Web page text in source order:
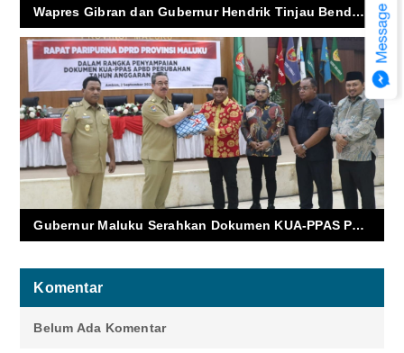
Wapres Gibran dan Gubernur Hendrik Tinjau Bendungan Way Apu: Tegaskan Pemerataan Pembangunan di Timur Indonesia
Gubernur Maluku Serahkan Dokumen KUA-PPAS Perubahan APBD 2025 ke DPRD
Komentar
Belum Ada Komentar